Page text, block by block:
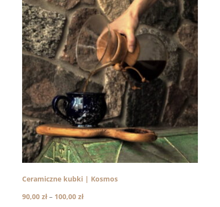
Ceramiczne kubki | Kosmos
90,00 zł – 100,00 złZakres